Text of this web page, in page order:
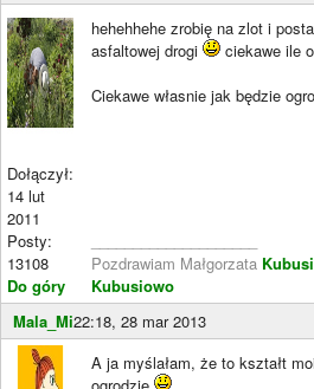
Dołączył:
14 lut
2011
Posty:
13108
Do góry
hehehhehe zrobię na zlot i
asfaltowej drogi
ciekawe ile
Ciekawe własnie jak będzie
Pozdrawiam Małgorzata
Kubusiowo
Mala_Mi22:18, 28 mar 2013
A ja myślałam, że to kształt